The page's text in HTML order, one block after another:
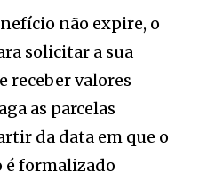
não expire, o
solicitar a sua
receber valores
as parcelas
da data em que o
formalizado